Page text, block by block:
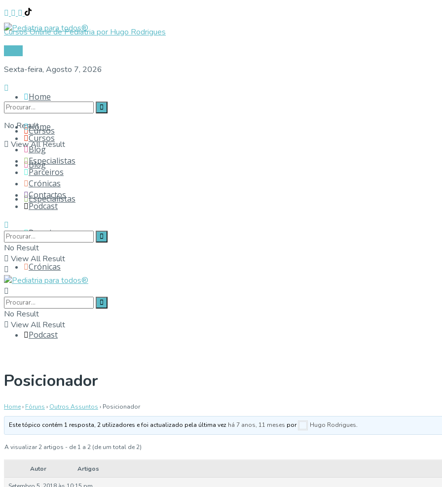
Cursos Online de Pediatria por Hugo Rodrigues
Sexta-feira, Agosto 7, 2026
No Result
View All Result
Home
Cursos
Blog
Especialistas
Parceiros
Crónicas
Contactos
Podcast
Home
Cursos
Blog
Especialistas
Parceiros
Crónicas
Contactos
Podcast
No Result
View All Result
No Result
View All Result
Posicionador
Home› Fóruns › Outros Assuntos › Posicionador
Este tópico contém 1 resposta, 2 utilizadores e foi actualizado pela última vez há 7 anos, 11 meses por Hugo Rodrigues.
A visualizar 2 artigos - de 1 a 2 (de um total de 2)
Autor Artigos